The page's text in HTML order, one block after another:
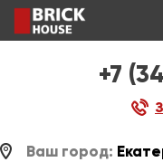
+7
Ваш город: